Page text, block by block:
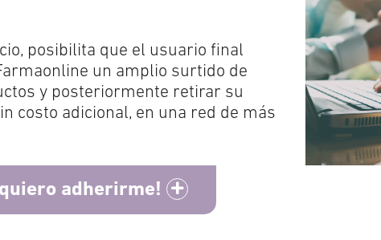
posibilita que el usuario final
un amplio surtido de
y posteriormente retirar su
costo adicional, en una red de más
quiero adherirme!